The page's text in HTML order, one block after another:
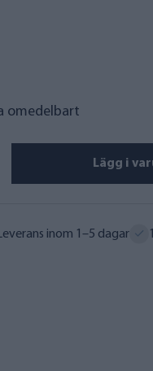
omedelbart
Lägg i
inom 1–5 dagar